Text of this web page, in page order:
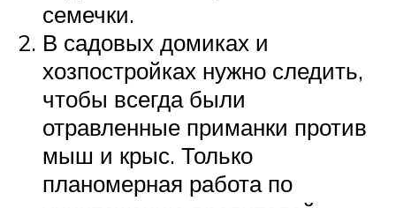
семечки.
В садовых домиках и
хозпостройках нужно следить,
чтобы всегда были
отравленные приманки против
мыш и крыс. Только
планомерная работа по